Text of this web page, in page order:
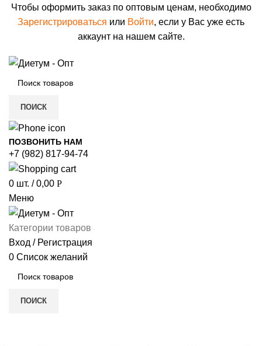
Чтобы оформить заказ по оптовым ценам, необходимо
Зарегистрироваться или Войти, если у Вас уже есть
аккаунт на нашем сайте.
ПОИСК
ПОЗВОНИТЬ НАМ
+7 (982) 817-94-74
0 шт. / 0,00 Р
Меню
Категории товаров
Вход / Регистрация
0 Список желаний
ПОИСК